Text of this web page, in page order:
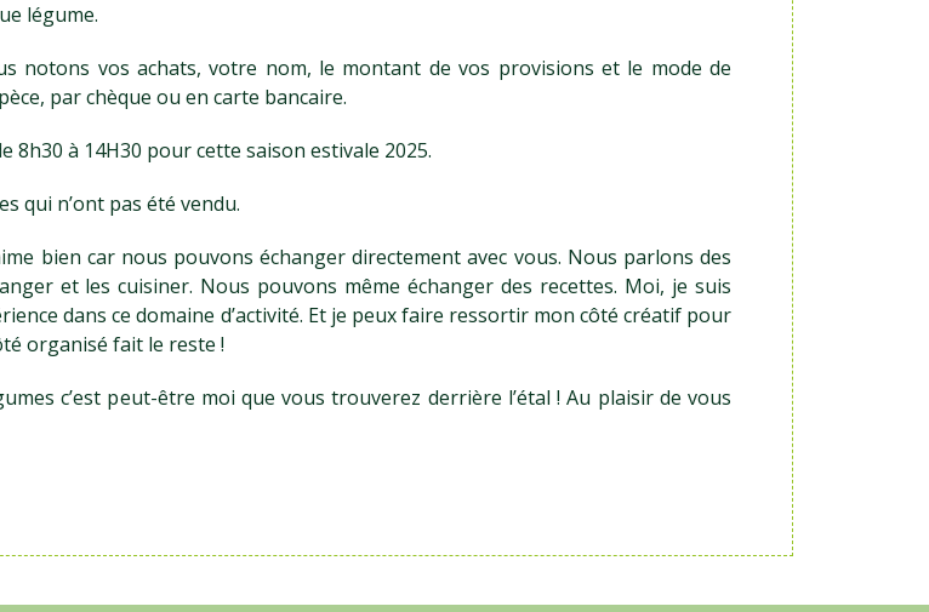
légume.
notons vos achats, votre nom, le montant de vos provisions et le mode de
par chèque ou en carte bancaire.
8h30 à 14H30 pour cette saison estivale 2025.
qui n’ont pas été vendu.
bien car nous pouvons échanger directement avec vous. Nous parlons des
et les cuisiner. Nous pouvons même échanger des recettes. Moi, je suis
dans ce domaine d’activité. Et je peux faire ressortir mon côté créatif pour
organisé fait le reste !
c’est peut-être moi que vous trouverez derrière l’étal ! Au plaisir de vous